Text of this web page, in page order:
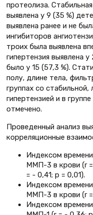
протеолиза.
выявлена у 9 (35 %)
выявлена ранее и не
ингибиторов
троих была выявлена
гипертензия выявлена
было у 15 (57,3 %).
полу, длине тела,
группах со
гипертензией и в
отмечено.
Проведенный анализ
корреляционные
Индексом
ММП-3 в крови (r
= - 0,41; p = 0,01).
Индексом
ММП-3 в крови (r
Индексом